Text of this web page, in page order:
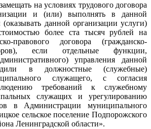
на условиях трудового договора
и (или) выполнять в данной
данной организации услуги)
более ста тысяч рублей на
правового договора (гражданско-
если отдельные функции,
управления данной
в должностные (служебные)
служащего, с согласия
требований к служебному
служащих и урегулированию
в Администрации муниципального
сельское поселение Подпорожского
Ленинградской области».